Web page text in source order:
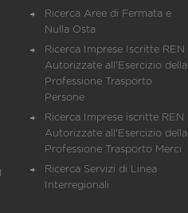
Ricerca Aree di Fermata e
Nulla Osta
Ricerca Imprese Iscritte REN
Autorizzate all'Esercizio della
Professione Trasporto
Persone
Ricerca Imprese iscritte REN
Autorizzate all'Esercizio della
Professione Trasporto Merci
Ricerca Servizi di Linea
Interregionali